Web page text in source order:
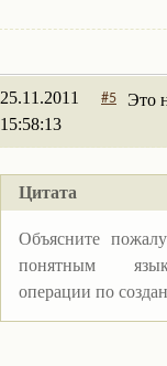
Это
#5
25.11.2011
15:58:13
Цитата
Объясните
понятным
операции по